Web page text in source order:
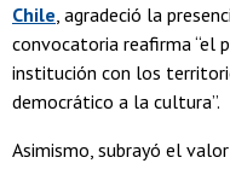
Chile, agradeció la
convocatoria reafirma “el
institución con los
democrático a la cultura”.
Asimismo, subrayó el